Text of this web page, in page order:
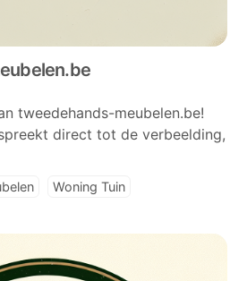
tweedehands-meubelen.be!
direct tot de verbeelding,
Woning Tuin